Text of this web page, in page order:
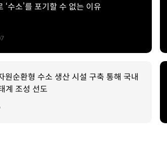
‘수소’를 포기할 수 없는 이유
원순환형 수소 생산 시설 구축 통해 국내
계 조성 선도